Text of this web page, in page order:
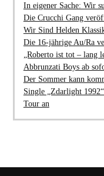
In eigener Sache: Wir
Die Crucchi Gang
Wir Sind Helden
Die 16-jährige Au/Ra
„Roberto ist tot – lang
Abbrunzati Boys ab
Der Sommer kann
Single „Zdarlight
Tour an